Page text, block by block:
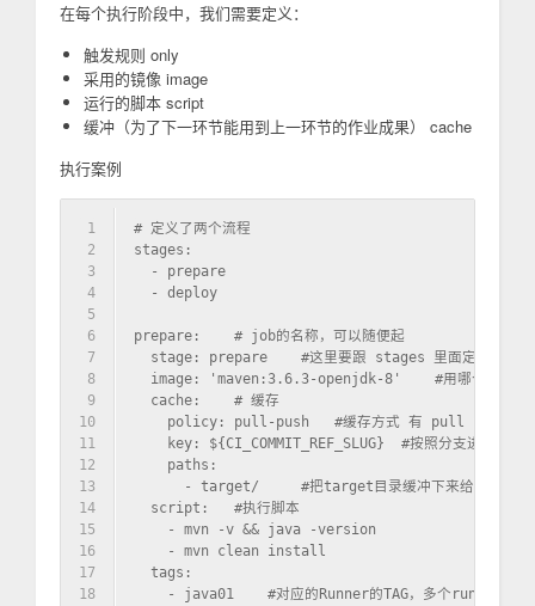
在每个执行阶段中，我们需要定义：
触发规则 only
采用的镜像 image
运行的脚本 script
缓冲（为了下一环节能用到上一环节的作业成果） cache
执行案例
1
2
3
4
5
6
7
8
9
10
11
12
13
14
15
16
17
18
# 定义了两个流程
stages:
  - prepare
  - deploy
prepare:    # job的名称，可以随便起
stage: prepare    #这里要跟 stages 里面定义的保持
  image: 'maven:3.6.3-openjdk-8'    #用哪个镜像
  cache:    # 缓存
policy: pull-push   #缓存方式 有 pull push
    key: ${CI_COMMIT_REF_SLUG}  #按照分支进行缓冲
    paths:
      - target/     #把target目录缓冲下来给下一步用
  script:   #执行脚本
    - mvn -v && java -version
    - mvn clean install
  tags:
- java01    #对应的Runner的TAG，多个runner可以